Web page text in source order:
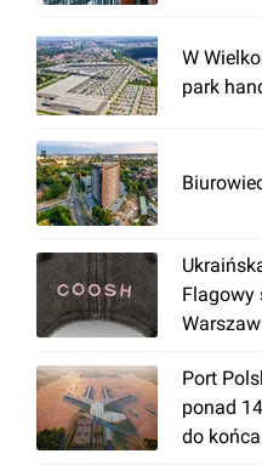
podłoga techniczna
recepcja
ochrona
czujniki dymu
zraszacze
podwieszany sufit
przewody
dwa źródła zasilania
W
park
Flagowy
Port
ponad
do